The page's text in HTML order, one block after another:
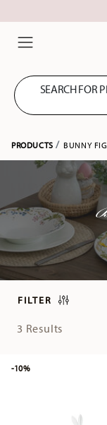
SEARCH FOR
PRODUCTS BUNNY
FILTER
3 Results
-10%